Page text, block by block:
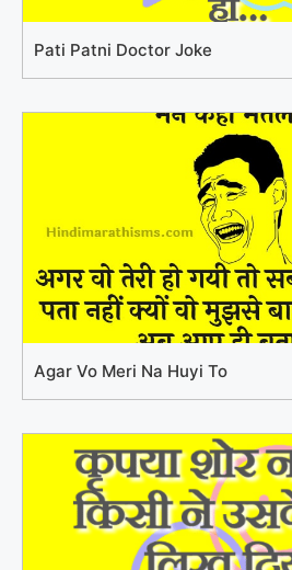
Pati Patni Doctor Joke
Agar Vo Meri Na Huyi To